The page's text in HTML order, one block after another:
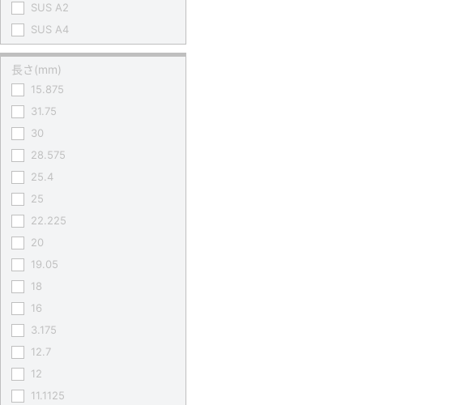
SUS A2
SUS A4
長さ(mm)
15.875
31.75
30
28.575
25.4
25
22.225
20
19.05
18
16
3.175
12.7
12
11.1125